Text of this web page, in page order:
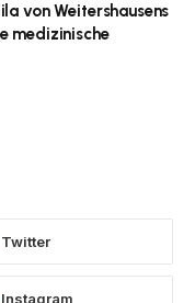
von Weitershausens
medizinische
Twitter
Instagram